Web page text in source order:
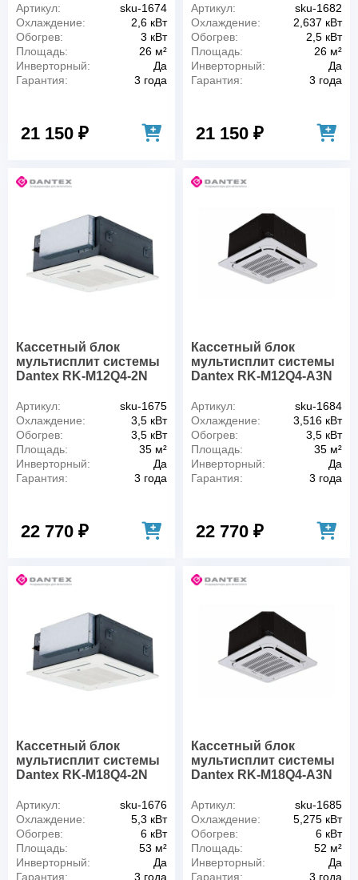
Артикул:
sku-1674
Охлаждение:
2,6 кВт
Обогрев:
3 кВт
Площадь:
26 м²
Инверторный:
Да
Гарантия:
3 года
21 150 ₽
Артикул:
sku-1682
Охлаждение:
2,637 кВт
Обогрев:
2,5 кВт
Площадь:
26 м²
Инверторный:
Да
Гарантия:
3 года
21 150 ₽
Кассетный блок
мультисплит системы
Dantex RK-M12Q4-2N
Артикул:
sku-1675
Охлаждение:
3,5 кВт
Обогрев:
3,5 кВт
Площадь:
35 м²
Инверторный:
Да
Гарантия:
3 года
22 770 ₽
Кассетный блок
мультисплит системы
Dantex RK-M12Q4-A3N
Артикул:
sku-1684
Охлаждение:
3,516 кВт
Обогрев:
3,5 кВт
Площадь:
35 м²
Инверторный:
Да
Гарантия:
3 года
22 770 ₽
Кассетный блок
мультисплит системы
Dantex RK-M18Q4-2N
Артикул:
sku-1676
Охлаждение:
5,3 кВт
Обогрев:
6 кВт
Площадь:
53 м²
Инверторный:
Да
Гарантия:
3 года
Кассетный блок
мультисплит системы
Dantex RK-M18Q4-A3N
Артикул:
sku-1685
Охлаждение:
5,275 кВт
Обогрев:
6 кВт
Площадь:
52 м²
Инверторный:
Да
Гарантия:
3 года